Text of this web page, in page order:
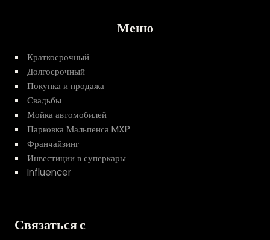
Меню
Краткосрочный
Долгосрочный
Покупка и продажа
Свадьбы
Мойка автомобилей
Парковка Мальпенса MXP
Франчайзинг
Инвестиции в суперкары
Influencer
Связаться с